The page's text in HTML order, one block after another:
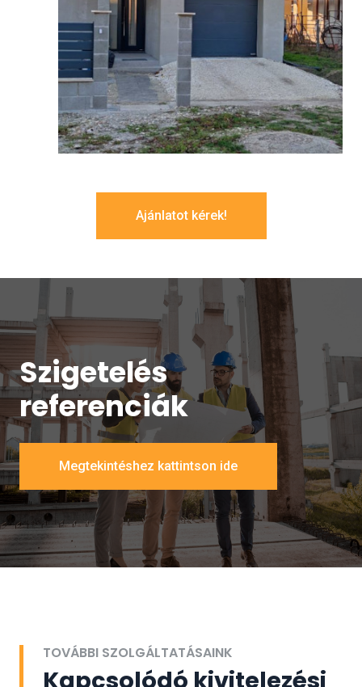
Ajánlatot kérek!
Szigetelés
referenciák
Megtekintéshez kattintson ide
TOVÁBBI SZOLGÁLTATÁSAINK